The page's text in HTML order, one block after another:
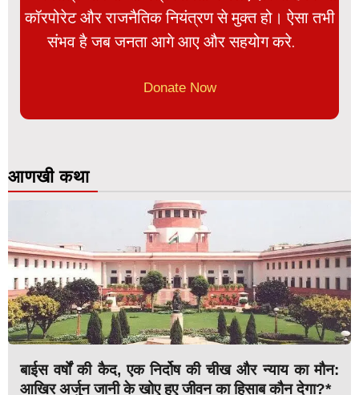
कॉरपोरेट और राजनैतिक नियंत्रण से मुक्त हो। ऐसा तभी
संभव है जब जनता आगे आए और सहयोग करे.
Donate Now
आणखी कथा
बाईस वर्षों की कैद, एक निर्दोष की चीख और न्याय का मौन:
आखिर अर्जुन जानी के खोए हुए जीवन का हिसाब कौन देगा?*